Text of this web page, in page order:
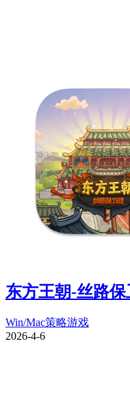
东方王朝-丝路
Win/Mac策略游戏
2026-4-6